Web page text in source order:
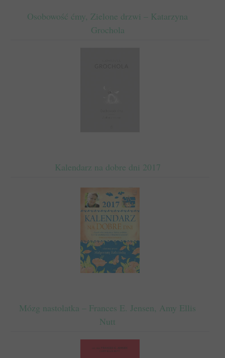
Osobowość ćmy, Zielone drzwi – Katarzyna
Grochola
Kalendarz na dobre dni 2017
Mózg nastolatka – Frances E. Jensen, Amy Ellis
Nutt